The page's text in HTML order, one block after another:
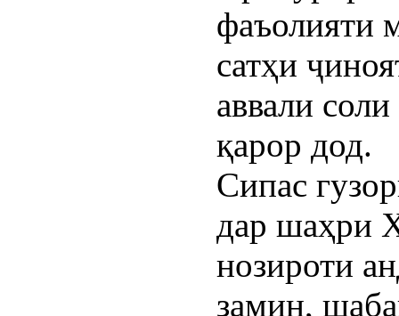
фаъолияти
сатҳи
аввали
қарор дод.
Сипас
дар шаҳри
нозироти
замин,